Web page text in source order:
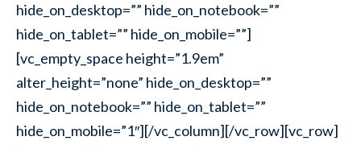
hide_on_desktop=”” hide_on_notebook=””
hide_on_tablet=”” hide_on_mobile=””]
[vc_empty_space height=”1.9em”
alter_height=”none” hide_on_desktop=””
hide_on_notebook=”” hide_on_tablet=””
hide_on_mobile=”1″][/vc_column][/vc_row][vc_row]